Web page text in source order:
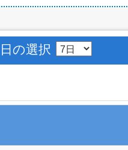
日の選択